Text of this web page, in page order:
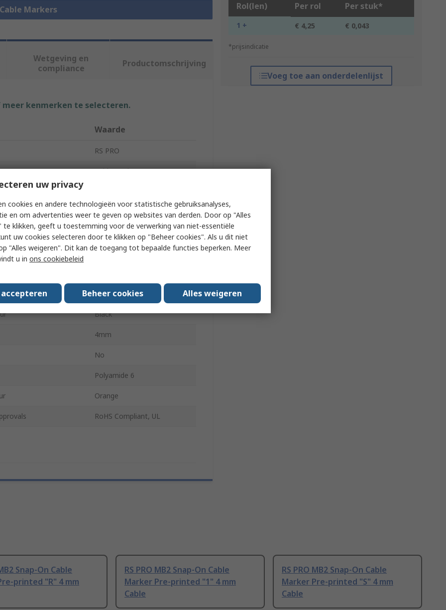
Markers Rol(len) Per rol Per stuk*
1 + € 4,25 € 0,043
*prijsindicatie
Voeg toe aan onderdelenlijst
Wetgeving en
compliance
Productomschrijving
kenmerken te selecteren.
Waarde
RS PRO
Cable Marker
Snap-On
MB2
Diameter 5mm
Black
4mm
No
Polyamide 6
Orange
RoHS Compliant, UL
Snap-On Cable
printed "R" 4 mm
RS PRO MB2 Snap-On Cable
Marker Pre-printed "1" 4 mm
Cable
RS PRO MB2 Snap-On Cable
Marker Pre-printed "S" 4 mm
Cable
uw privacy
cookies en andere technologieën voor statistische gebruiksanalyses,
en om advertenties weer te geven op websites van derden. Door op "Alles
te klikken, geeft u toestemming voor de verwerking van niet-essentiële
uw cookies selecteren door te klikken op "Beheer cookies". Als u dit niet
"Alles weigeren". Dit kan de toegang tot bepaalde functies beperken. Meer
u in ons cookiebeleid
Beheer cookies Alles weigeren